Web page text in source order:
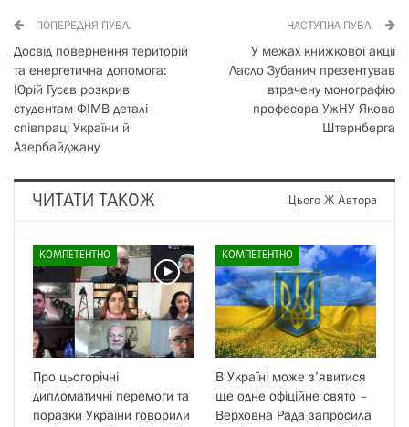
ПОПЕРЕДНЯ ПУБЛ.
Досвід повернення територій
та енергетична допомога:
Юрій Гусєв розкрив
студентам ФІМВ деталі
співпраці України й
Азербайджану
НАСТУПНА ПУБЛ.
У межах книжкової акції
Ласло Зубанич презентував
втрачену монографію
професора УжНУ Якова
Штернберга
ЧИТАТИ ТАКОЖ Цього Ж Автора
КОМПЕТЕНТНО
Про цьогорічні
дипломатичні перемоги та
поразки України говорили
КОМПЕТЕНТНО
В Україні може з’явитися
ще одне офіційне свято –
Верховна Рада запросила